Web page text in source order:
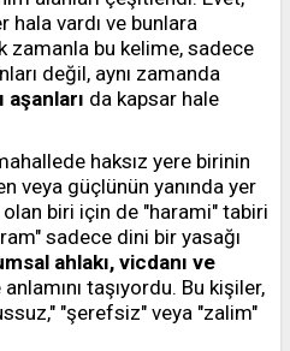
vardı ve bunlara
zamanla bu kelime, sadece
değil, aynı zamanda
aşanları da kapsar hale
haksız yere birinin
veya güçlünün yanında yer
biri için de "harami" tabiri
sadece dini bir yasağı
ahlakı, vicdanı ve
taşıyordu. Bu kişiler,
"şerefsiz" veya "zalim"